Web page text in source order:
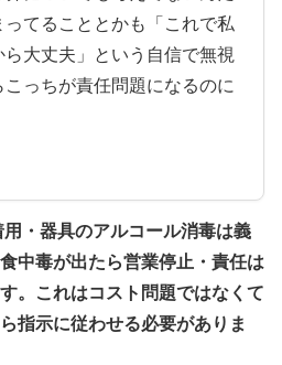
てることとかも「これで私
大丈夫」という自信で無視
っちが責任問題になるのに
・器具のアルコール消毒は義
中毒が出たら営業停止・責任は
。これはコスト問題ではなくて
指示に従わせる必要がありま